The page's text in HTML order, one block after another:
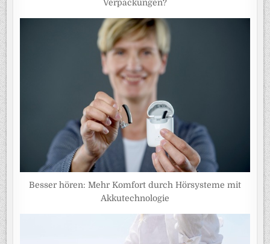
Verpackungen?
Besser hören: Mehr Komfort durch Hörsysteme mit
Akkutechnologie